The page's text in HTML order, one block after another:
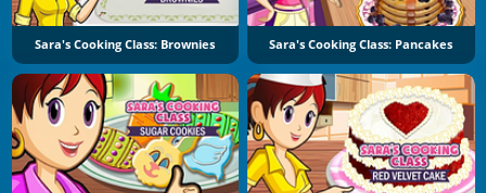
Sara's Cooking Class: Brownies Sara's Cooking Class: Pancakes